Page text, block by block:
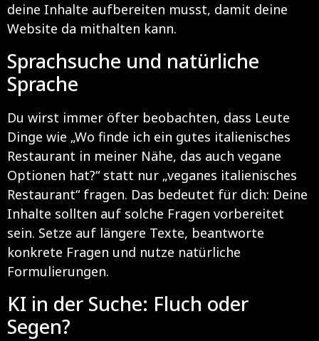
deine Inhalte aufbereiten musst, damit deine
Website da mithalten kann.
Sprachsuche und natürliche
Sprache
Du wirst immer öfter beobachten, dass Leute
Dinge wie „Wo finde ich ein gutes italienisches
Restaurant in meiner Nähe, das auch vegane
Optionen hat?“ statt nur „veganes italienisches
Restaurant“ fragen. Das bedeutet für dich: Deine
Inhalte sollten auf solche Fragen vorbereitet
sein. Setze auf längere Texte, beantworte
konkrete Fragen und nutze natürliche
Formulierungen.
KI in der Suche: Fluch oder
Segen?